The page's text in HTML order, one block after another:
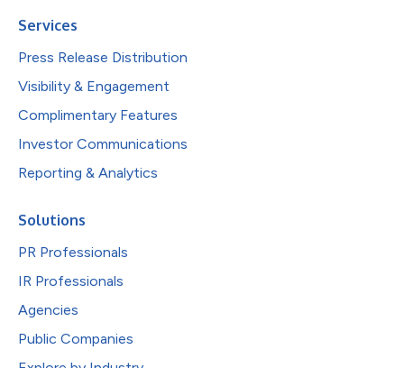
Services
Press Release Distribution
Visibility & Engagement
Complimentary Features
Investor Communications
Reporting & Analytics
Solutions
PR Professionals
IR Professionals
Agencies
Public Companies